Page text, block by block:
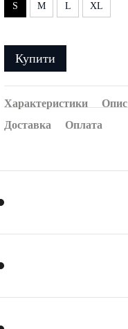
S M L XL
Купити
Характеристики Опис
Доставка
Оплата